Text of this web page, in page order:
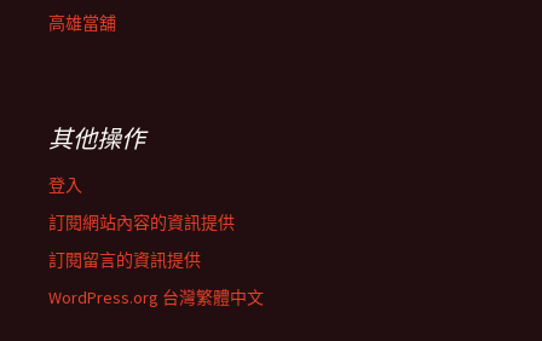
高雄當舖
其他操作
登入
訂閱網站內容的資訊提供
訂閱留言的資訊提供
WordPress.org 台灣繁體中文